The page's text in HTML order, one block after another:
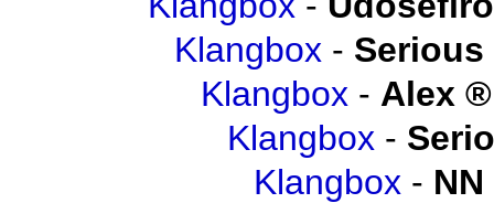
Klangbox -
Klangbox - Alex
Klangbox -
Klangbox - NN